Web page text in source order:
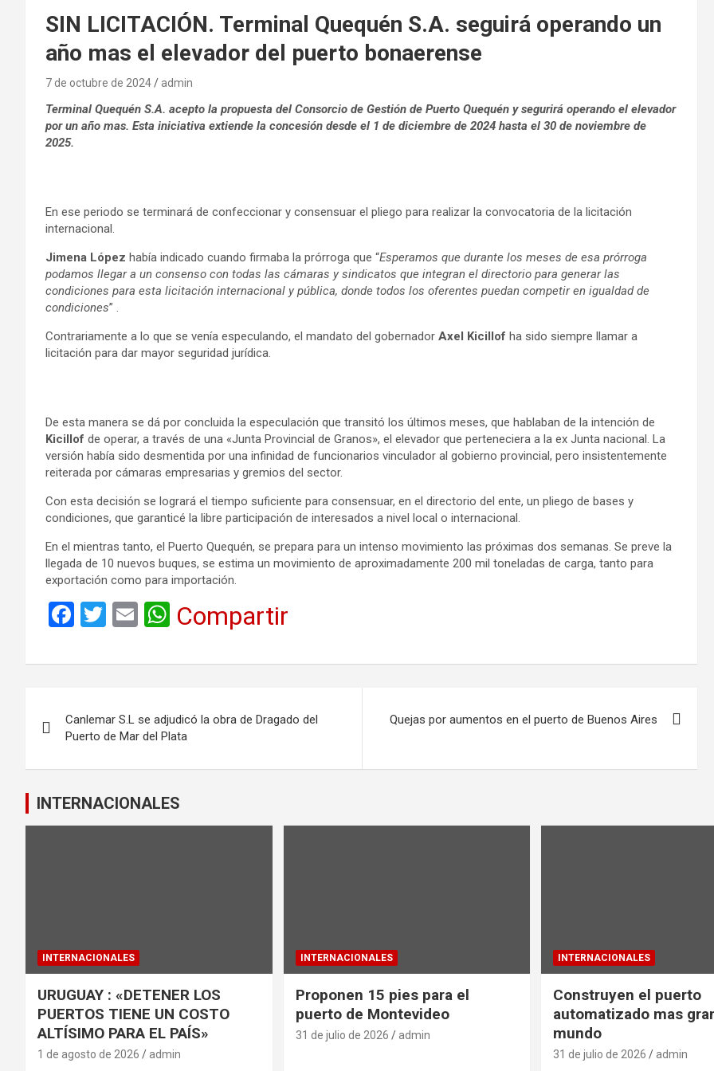
SIN LICITACIÓN. Terminal Quequén S.A. seguirá operando un
año mas el elevador del puerto bonaerense
7 de octubre de 2024 admin
Terminal Quequén S.A. acepto la propuesta del Consorcio de Gestión de Puerto Quequén y segurirá operando el elevador
por un año mas. Esta iniciativa extiende la concesión desde el 1 de diciembre de 2024 hasta el 30 de noviembre de
2025.
En ese periodo se terminará de confeccionar y consensuar el pliego para realizar la convocatoria de la licitación
internacional.
Jimena López había indicado cuando firmaba la prórroga que “Esperamos que durante los meses de esa prórroga
podamos llegar a un consenso con todas las cámaras y sindicatos que integran el directorio para generar las
condiciones para esta licitación internacional y pública, donde todos los oferentes puedan competir en igualdad de
condiciones” .
Contrariamente a lo que se venía especulando, el mandato del gobernador Axel Kicillof ha sido siempre llamar a
licitación para dar mayor seguridad jurídica.
De esta manera se dá por concluida la especulación que transitó los últimos meses, que hablaban de la intención de
Kicillof de operar, a través de una «Junta Provincial de Granos», el elevador que perteneciera a la ex Junta nacional. La
versión había sido desmentida por una infinidad de funcionarios vinculador al gobierno provincial, pero insistentemente
reiterada por cámaras empresarias y gremios del sector.
Con esta decisión se logrará el tiempo suficiente para consensuar, en el directorio del ente, un pliego de bases y
condiciones, que garanticé la libre participación de interesados a nivel local o internacional.
En el mientras tanto, el Puerto Quequén, se prepara para un intenso movimiento las próximas dos semanas. Se preve la
llegada de 10 nuevos buques, se estima un movimiento de aproximadamente 200 mil toneladas de carga, tanto para
exportación como para importación.
F
ce
o
o
k
T
tt
E
ail
W
at
A
p
p
Compartir
de
entradas
Canlemar S.L se adjudicó la obra de Dragado del
Puerto de Mar del Plata
Quejas por aumentos en el puerto de Buenos Aires
INTERNACIONALES
INTERNACIONALES
URUGUAY : «DETENER LOS
PUERTOS TIENE UN COSTO
ALTÍSIMO PARA EL PAÍS»
1 de agosto de 2026 admin
INTERNACIONALES
Proponen 15 pies para el
puerto de Montevideo
31 de julio de 2026 admin
INTERNACIONALES
Construyen el puerto
automatizado mas
mundo
31 de julio de 2026 admin